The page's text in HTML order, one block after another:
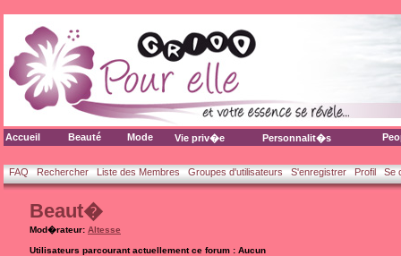
Accueil Beauté Mode Vie priv�e Personnalit�s
FAQ Rechercher Liste des Membres Groupes d'utilisateurs S'enregistrer Profil Se
Beaut�
Mod�rateur: Altesse
Utilisateurs parcourant actuellement ce forum : Aucun